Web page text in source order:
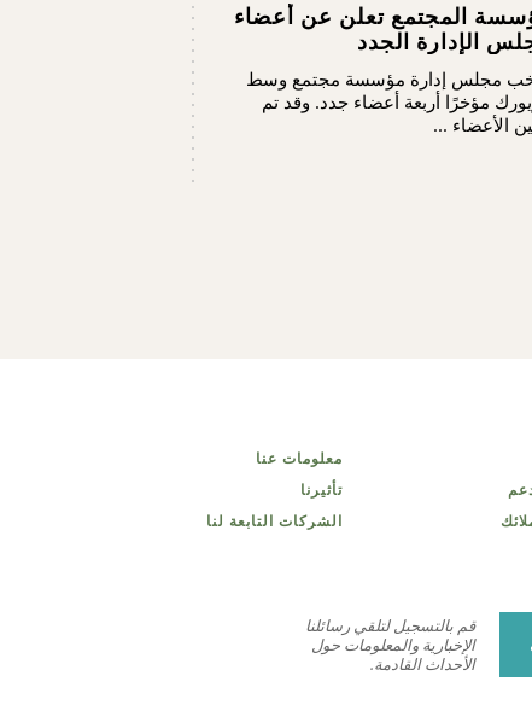
المجتمع تعلن عن أعضاء
الإدارة الجدد
مجلس إدارة مؤسسة مجتمع وسط
مؤخرًا أربعة أعضاء جدد. وقد تم
الأعضاء ...
معلومات عنا
تأثيرنا
الشركات التابعة لنا
قم بالتسجيل لتلقي رسائلنا
الإخبارية والمعلومات حول
الأحداث القادمة.